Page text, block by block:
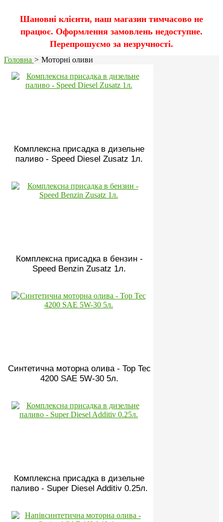
Шановні клієнти, наш магазин тимчасово не
працює. Оформлення замовлень недоступне.
Перепрошуємо за незручності.
Головна > Моторні оливи
Комплексна присадка в дизельне
паливо - Speed Diesel Zusatz 1л.
Комплексна присадка в бензин -
Speed Benzin Zusatz 1л.
Синтетична моторна олива - Top Tec
4200 SAE 5W-30 5л.
Комплексна присадка в дизельне
паливо - Super Diesel Additiv 0.25л.